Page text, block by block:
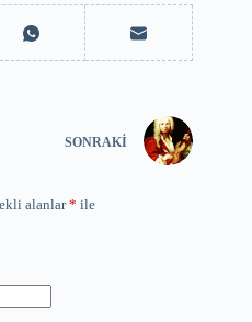
SONRAKI
alanlar* ile